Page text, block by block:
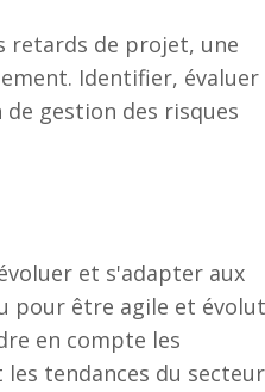
retards de projet, une
Identifier, évaluer
gestion des risques
et s'adapter aux
pour être agile et
en compte les
tendances du